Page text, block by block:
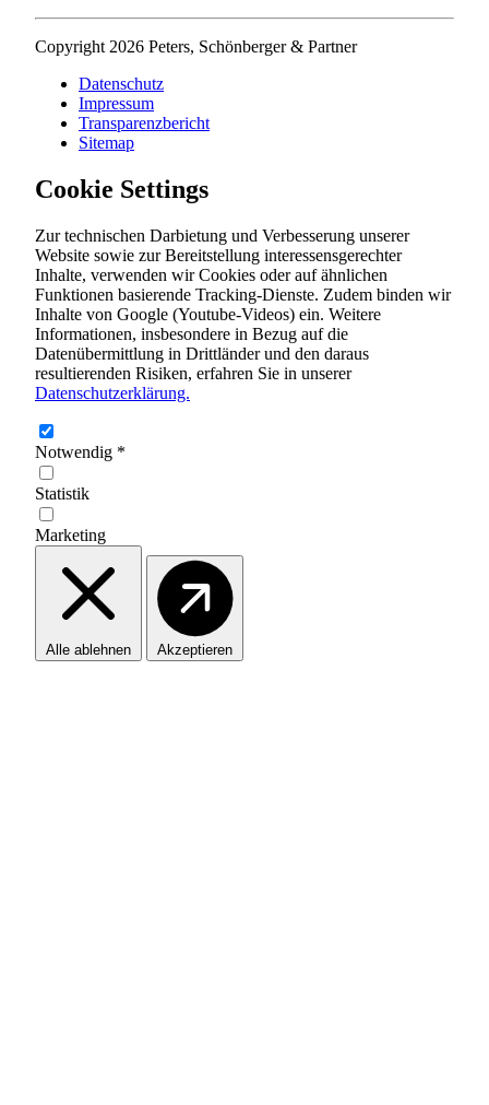
Copyright 2026 Peters, Schönberger & Partner
Datenschutz
Impressum
Transparenzbericht
Sitemap
Cookie Settings
Zur technischen Darbietung und Verbesserung unserer
Website sowie zur Bereitstellung interessensgerechter
Inhalte, verwenden wir Cookies oder auf ähnlichen
Funktionen basierende Tracking-Dienste. Zudem binden wir
Inhalte von Google (Youtube-Videos) ein. Weitere
Informationen, insbesondere in Bezug auf die
Datenübermittlung in Drittländer und den daraus
resultierenden Risiken, erfahren Sie in unserer
Datenschutzerklärung.
Notwendig *
Statistik
Marketing
Alle ablehnen Akzeptieren